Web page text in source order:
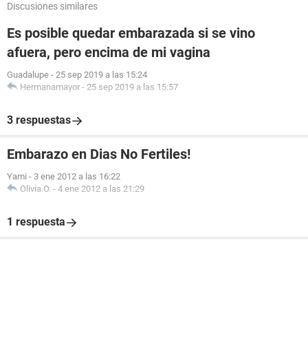
Discusiones similares
Es posible quedar embarazada si se vino
afuera, pero encima de mi vagina
Guadalupe - 25 sep 2019 a las 15:24
Hermanamayor - 25 sep 2019 a las 15:57
3 respuestas
Embarazo en Dias No Fertiles!
Yami - 3 ene 2012 a las 16:22
Olivia.O. - 4 ene 2012 a las 21:29
1 respuesta